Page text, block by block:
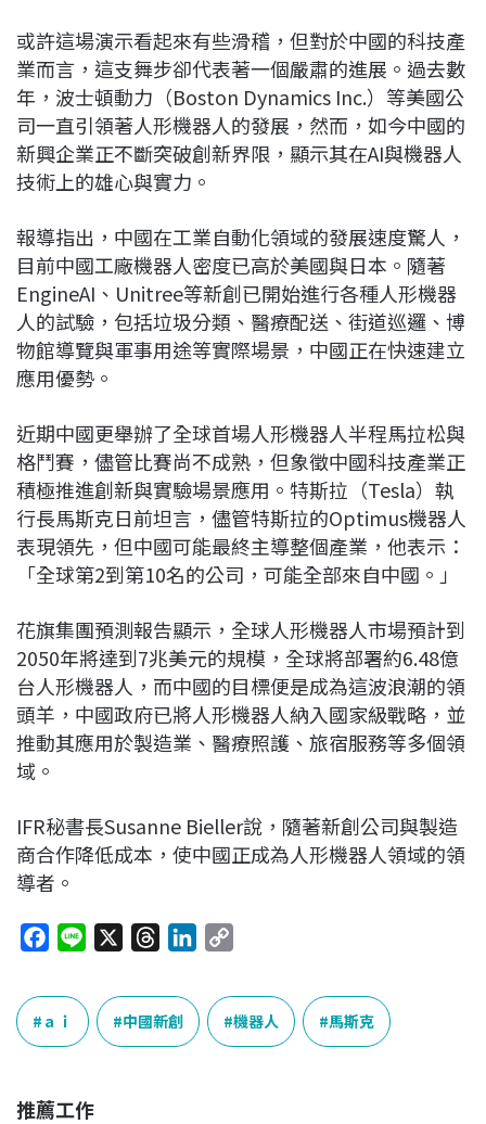
或許這場演示看起來有些滑稽，但對於中國的科技產
業而言，這支舞步卻代表著一個嚴肅的進展。過去數
年，波士頓動力（Boston Dynamics Inc.）等美國公
司一直引領著人形機器人的發展，然而，如今中國的
新興企業正不斷突破創新界限，顯示其在AI與機器人
技術上的雄心與實力。
報導指出，中國在工業自動化領域的發展速度驚人，
目前中國工廠機器人密度已高於美國與日本。隨著
EngineAI、Unitree等新創已開始進行各種人形機器
人的試驗，包括垃圾分類、醫療配送、街道巡邏、博
物館導覽與軍事用途等實際場景，中國正在快速建立
應用優勢。
近期中國更舉辦了全球首場人形機器人半程馬拉松與
格鬥賽，儘管比賽尚不成熟，但象徵中國科技產業正
積極推進創新與實驗場景應用。特斯拉（Tesla）執
行長馬斯克日前坦言，儘管特斯拉的Optimus機器人
表現領先，但中國可能最終主導整個產業，他表示：
「全球第2到第10名的公司，可能全部來自中國。」
花旗集團預測報告顯示，全球人形機器人市場預計到
2050年將達到7兆美元的規模，全球將部署約6.48億
台人形機器人，而中國的目標便是成為這波浪潮的領
頭羊，中國政府已將人形機器人納入國家級戰略，並
推動其應用於製造業、醫療照護、旅宿服務等多個領
域。
IFR秘書長Susanne Bieller說，隨著新創公司與製造
商合作降低成本，使中國正成為人形機器人領域的領
導者。
c
e
b
o
e
r
e
a
k
p
y
L
ａｉ 中國新創 機器人 馬斯克
推薦工作